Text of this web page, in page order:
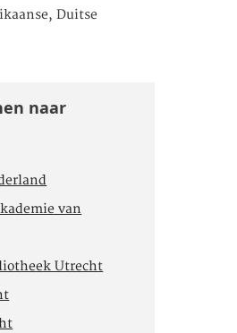
Duitse
naar
van
Utrecht